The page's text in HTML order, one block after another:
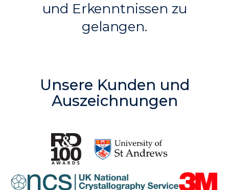
und Erkenntnissen zu
gelangen.
Unsere Kunden und
Auszeichnungen